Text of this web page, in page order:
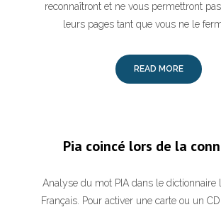
reconnaîtront et ne vous permettront
leurs pages tant que vous ne le
READ MORE
Pia coincé lors de la
Analyse du mot PIA dans le dictionnaire
Français. Pour activer une carte ou un